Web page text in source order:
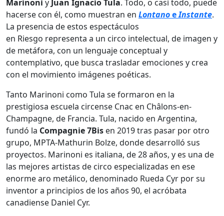
Marinoni y Juan Ignacio Tula. Todo, o casi todo, puede
hacerse con él, como muestran en LontanoeInstante.
La presencia de estos espectáculos
en Riesgo representa a un circo intelectual, de imagen y
de metáfora, con un lenguaje conceptual y
contemplativo, que busca trasladar emociones y crea
con el movimiento imágenes poéticas.
Tanto Marinoni como Tula se formaron en la
prestigiosa escuela circense Cnac en Châlons-en-
Champagne, de Francia. Tula, nacido en Argentina,
fundó la Compagnie 7Bis en 2019 tras pasar por otro
grupo, MPTA-Mathurin Bolze, donde desarrolló sus
proyectos. Marinoni es italiana, de 28 años, y es una de
las mejores artistas de circo especializadas en ese
enorme aro metálico, denominado Rueda Cyr por su
inventor a principios de los años 90, el acróbata
canadiense Daniel Cyr.